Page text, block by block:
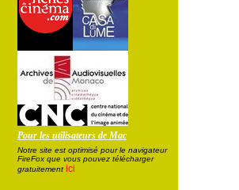
Pour les utilisateurs de Mac
Notre site est optimisé pour le navigateur
FireFox que vous pouvez télécharger
gratuitement ici